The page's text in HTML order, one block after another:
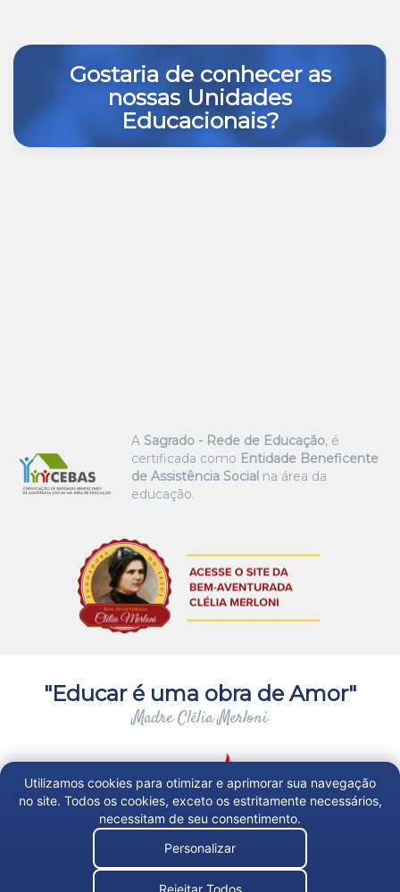
Gostaria de conhecer as
nossas Unidades
Educacionais?
A Sagrado - Rede de Educação, é
certificada como Entidade Beneficente
de Assistência Social na área da
educação.
"Educar é uma obra de Amor"
Madre Clélia Merloni
Trabalhe Conosco
Utilizamos cookies para otimizar e aprimorar sua navegação
no site. Todos os cookies, exceto os estritamente necessários,
necessitam de seu consentimento.
Personalizar
Rejeitar Todos